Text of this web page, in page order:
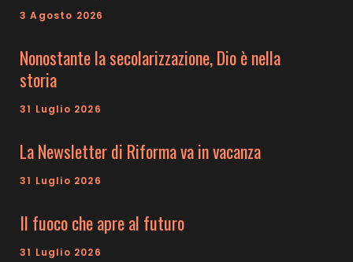
3 Agosto 2026
Nonostante la secolarizzazione, Dio è nella
storia
31 Luglio 2026
La Newsletter di Riforma va in vacanza
31 Luglio 2026
Il fuoco che apre al futuro
31 Luglio 2026